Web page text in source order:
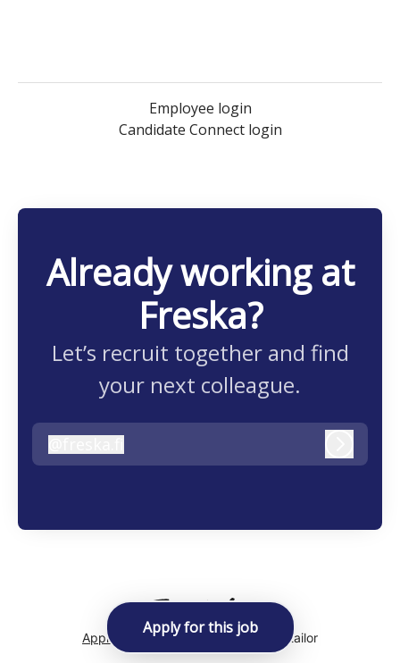
Apply for this job
Employee login
Candidate Connect login
Already working at
Freska?
Let’s recruit together and find
your next colleague.
freska.fi
Applicant tracking system by Teamtailor